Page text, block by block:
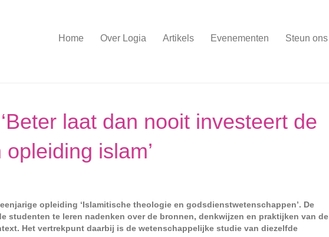
Home Over Logia Artikels Evenementen Steun ons
laat dan nooit investeert de
islam’
opleiding ‘Islamitische theologie en godsdienstwetenschappen’. De
studenten te leren nadenken over de bronnen, denkwijzen en praktijken van de
Het vertrekpunt daarbij is de wetenschappelijke studie van diezelfde